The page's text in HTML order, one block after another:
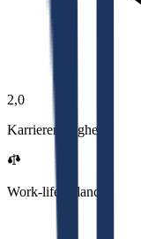
2,0
Karrieremuligheter
Work-life balance